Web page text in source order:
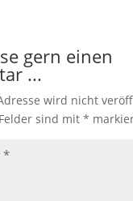
gern einen
...
wird nicht
sind mit *